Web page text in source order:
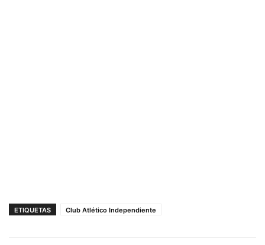
ETIQUETAS Club Atlético Independiente